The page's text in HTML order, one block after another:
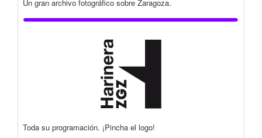
Un gran archivo fotográfico sobre Zaragoza.
Toda su programación. ¡Pincha el logo!